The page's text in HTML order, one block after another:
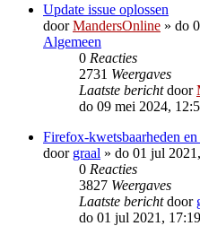
Update issue oplossen
doorMandersOnline » do
Algemeen
0 Reacties
2731 Weergaves
Laatste berichtdoor
do 09 mei 2024,
Firefox-kwetsbaarheden
door graal » do 01 jul
0 Reacties
3827 Weergaves
Laatste berichtdoor
do 01 jul 2021, 17:19